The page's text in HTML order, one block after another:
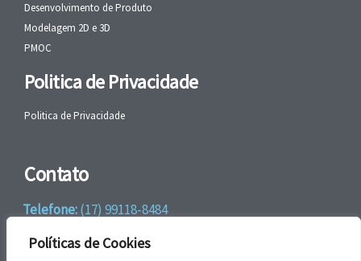
Políticas de Cookies
Desenvolvimento de Produto
Modelagem 2D e 3D
PMOC
Politica de Privacidade
Politica de Privacidade
Contato
Telefone:(17) 99118-8484
WhatsApp:+55 (17) 99118-8484